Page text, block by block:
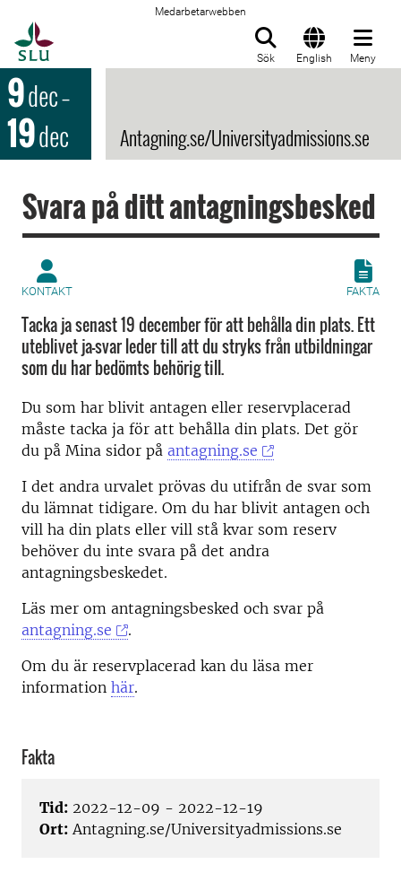
Medarbetarwebben
Sök English Meny
9dec–
19dec Antagning.se/Universityadmissions.se
Svara på ditt antagningsbesked
KONTAKT FAKTA
Tacka ja senast 19 december för att behålla din plats. Ett
uteblivet ja-svar leder till att du stryks från utbildningar
som du har bedömts behörig till.
Du som har blivit antagen eller reservplacerad
måste tacka ja för att behålla din plats. Det gör
du på Mina sidor på antagning.se
I det andra urvalet prövas du utifrån de svar som
du lämnat tidigare. Om du har blivit antagen och
vill ha din plats eller vill stå kvar som reserv
behöver du inte svara på det andra
antagningsbeskedet.
Läs mer om antagningsbesked och svar på
antagning.se
.
Om du är reservplacerad kan du läsa mer
information här.
Fakta
Tid: 2022-12-09 - 2022-12-19
Ort: Antagning.se/Universityadmissions.se